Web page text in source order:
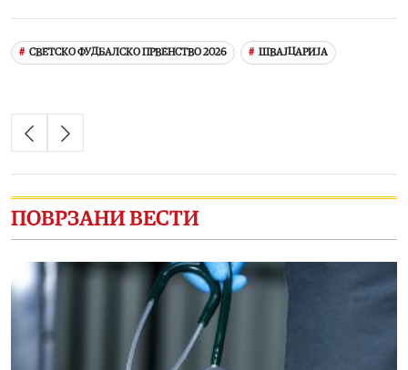
СВЕТСКО ФУДБАЛСКО ПРВЕНСТВО 2026 ШВАЈЦАРИЈА
ПОВРЗАНИ ВЕСТИ